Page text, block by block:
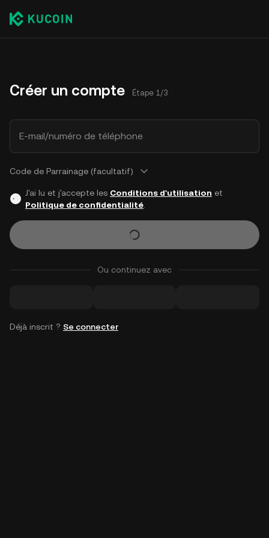
Créer un compte Étape 1/3
E-mail/numéro de téléphone
Code de Parrainage (facultatif)
J'ai lu et j'accepte les Conditions d'utilisation et
Politique de confidentialité.
Ou continuez avec
Déjà inscrit ? Se connecter